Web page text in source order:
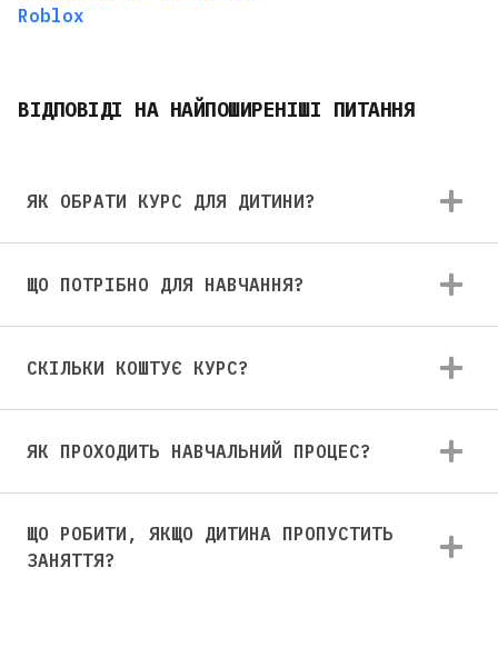
Roblox
ВІДПОВІДІ НА НАЙПОШИРЕНІШІ ПИТАННЯ
ЯК ОБРАТИ КУРС ДЛЯ ДИТИНИ?
ЩО ПОТРІБНО ДЛЯ НАВЧАННЯ?
СКІЛЬКИ КОШТУЄ КУРС?
ЯК ПРОХОДИТЬ НАВЧАЛЬНИЙ ПРОЦЕС?
ЩО РОБИТИ, ЯКЩО ДИТИНА ПРОПУСТИТЬ
ЗАНЯТТЯ?